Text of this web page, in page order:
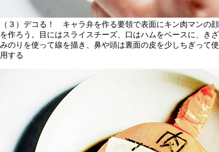
（３）デコる！ キャラ弁を作る要領で表面にキン肉マンの顔
を作ろう。目にはスライスチーズ、口はハムをベースに、きざ
みのりを使って線を描き、鼻や頭は裏面の皮を少しちぎって使
用する